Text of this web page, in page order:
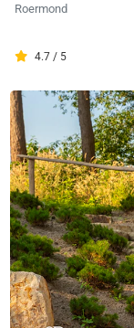
Roermond
4.7 / 5